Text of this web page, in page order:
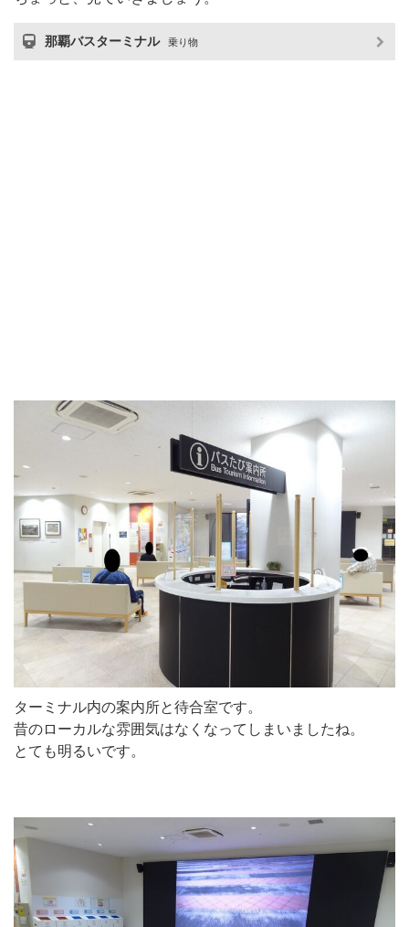
那覇バスターミナル 乗り物
ターミナル内の案内所と待合室です。
昔のローカルな雰囲気はなくなってしまいましたね。
とても明るいです。